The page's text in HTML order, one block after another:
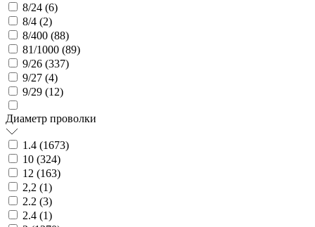
8/24 (6)
8/4 (2)
8/400 (88)
81/1000 (89)
9/26 (337)
9/27 (4)
9/29 (12)
Диаметр проволки
1.4 (1673)
10 (324)
12 (163)
2,2 (1)
2.2 (3)
2.4 (1)